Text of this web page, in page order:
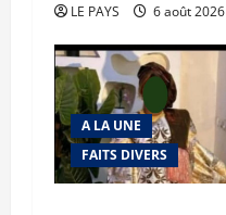
LE PAYS 6 août 2026
A LA UNE
FAITS DIVERS